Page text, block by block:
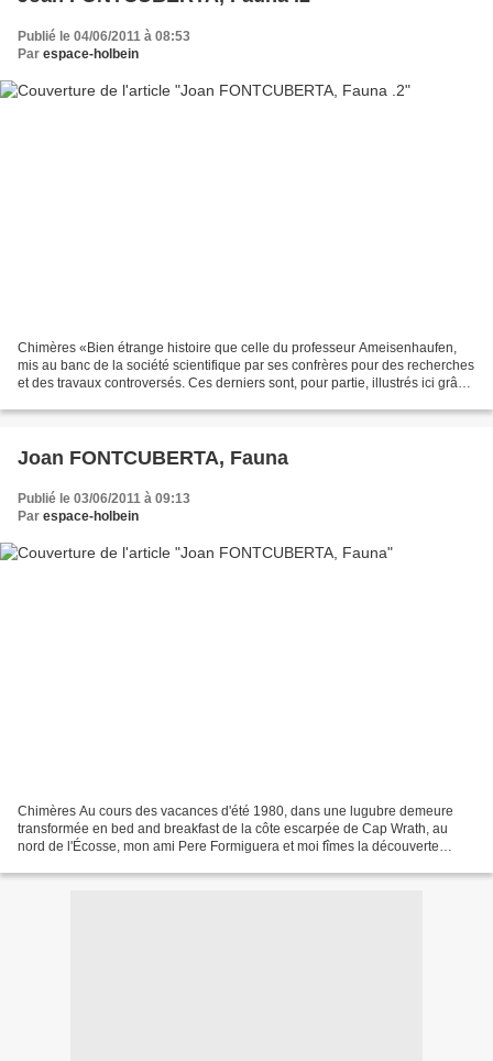
Publié le 04/06/2011 à 08:53
Par espace-holbein
Chimères «Bien étrange histoire que celle du professeur Ameisenhaufen,
mis au banc de la société scientifique par ses confrères pour des recherches
et des travaux controversés. Ces derniers sont, pour partie, illustrés ici grâce
Joan FONTCUBERTA, Fauna
Publié le 03/06/2011 à 09:13
Par espace-holbein
Chimères Au cours des vacances d'été 1980, dans une lugubre demeure
transformée en bed and breakfast de la côte escarpée de Cap Wrath, au
nord de l'Écosse, mon ami Pere Formiguera et moi fîmes la découverte